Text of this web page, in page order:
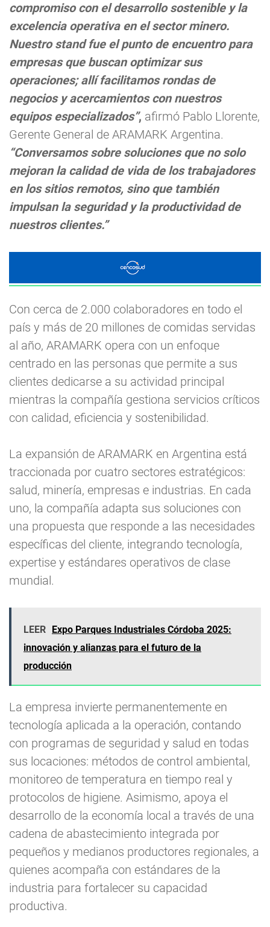
compromiso con el desarrollo sostenible y la
excelencia operativa en el sector minero.
Nuestro stand fue el punto de encuentro para
empresas que buscan optimizar sus
operaciones; allí facilitamos rondas de
negocios y acercamientos con nuestros
equipos especializados”, afirmó Pablo Llorente,
Gerente General de ARAMARK Argentina.
“Conversamos sobre soluciones que no solo
mejoran la calidad de vida de los trabajadores
en los sitios remotos, sino que también
impulsan la seguridad y la productividad de
nuestros clientes.”
Con cerca de 2.000 colaboradores en todo el
país y más de 20 millones de comidas servidas
al año, ARAMARK opera con un enfoque
centrado en las personas que permite a sus
clientes dedicarse a su actividad principal
mientras la compañía gestiona servicios críticos
con calidad, eficiencia y sostenibilidad.
La expansión de ARAMARK en Argentina está
traccionada por cuatro sectores estratégicos:
salud, minería, empresas e industrias. En cada
uno, la compañía adapta sus soluciones con
una propuesta que responde a las necesidades
específicas del cliente, integrando tecnología,
expertise y estándares operativos de clase
mundial.
LEER
Expo Parques Industriales Córdoba 2025:
innovación y alianzas para el futuro de la
producción
La empresa invierte permanentemente en
tecnología aplicada a la operación, contando
con programas de seguridad y salud en todas
sus locaciones: métodos de control ambiental,
monitoreo de temperatura en tiempo real y
protocolos de higiene. Asimismo, apoya el
desarrollo de la economía local a través de una
cadena de abastecimiento integrada por
pequeños y medianos productores regionales, a
quienes acompaña con estándares de la
industria para fortalecer su capacidad
productiva.